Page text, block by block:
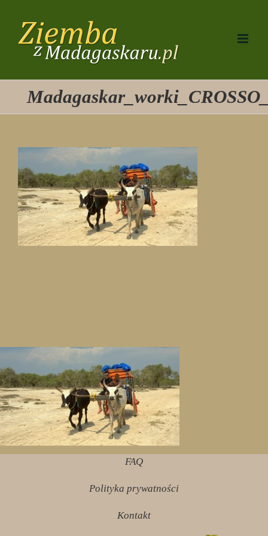
zawartości
FAQ
Polityka prywatności
Kontakt